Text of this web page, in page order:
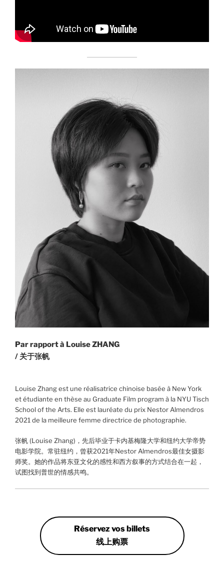
Par rapport à Louise ZHANG
/ 关于张帆
Louise Zhang est une réalisatrice chinoise basée à New York
et étudiante en thèse au Graduate Film program à la NYU Tisch
School of the Arts. Elle est lauréate du prix Nestor Almendros
2021 de la meilleure femme directrice de photographie.
张帆 (Louise Zhang)，先后毕业于卡内基梅隆大学和纽约大学帝势
电影学院。常驻纽约，曾获2021年Nestor Almendros最佳女摄影
师奖。她的作品将东亚文化的感性和西方叙事的方式结合在一起，
试图找到普世的情感共鸣。
Réservez vos billets
线上购票